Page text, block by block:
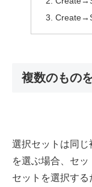
複数のもの
選択セットは同じ
を選ぶ場合、セ
セットを選択す